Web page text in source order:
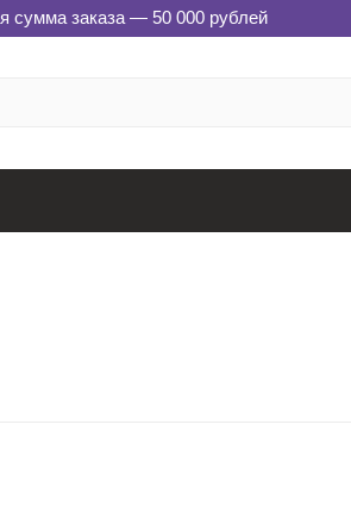
сумма заказа — 50 000 рублей